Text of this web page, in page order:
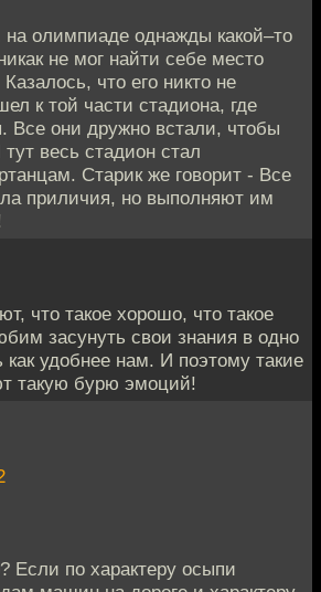
на олимпиаде однажды какой–то
не мог найти себе место
что его никто не
к той части стадиона, где
Все они дружно встали, чтобы
весь стадион стал
Старик же говорит - Все
приличия, но выполняют им
что такое хорошо, что такое
засунуть свои знания в одно
как удобнее нам. И поэтому такие
такую бурю эмоций!
Если по характеру осыпи